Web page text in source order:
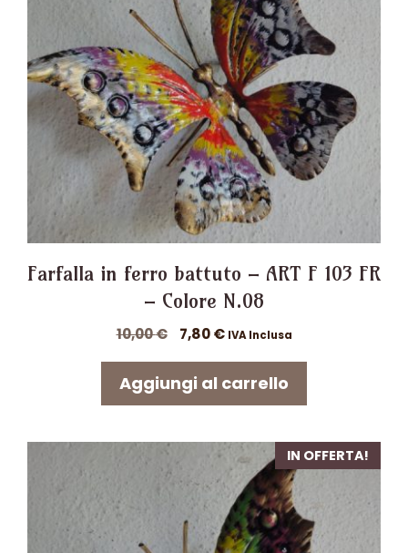
Farfalla in ferro battuto – ART F 103 FR
– Colore N.08
10,00€
Il
originale
era:
7,80€Il
attuale
IVA Inclusa
Aggiungi al carrello
IN OFFERTA!